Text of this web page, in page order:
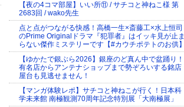
【夜の4コマ部屋】いい所⑪ / サチコと神ねこ様 第
2683回 / wako先生
点と点がつながる快感！高橋一生×斎藤工×水上恒司
のPrime Originalドラマ『犯罪者』はイッキ見が止ま
らない傑作ミステリーです【#カウチポテトのお供】
【ゆかたで銀ぶら2026】銀座のど真ん中で盆踊り！
有名店からアンテナショップまで勢ぞろいする銘店
屋台も見逃せません！
【マンガ体験レポ】サチコと神ねこが行く！日本科
学未来館 南極観測70周年記念特別展「大南極展」